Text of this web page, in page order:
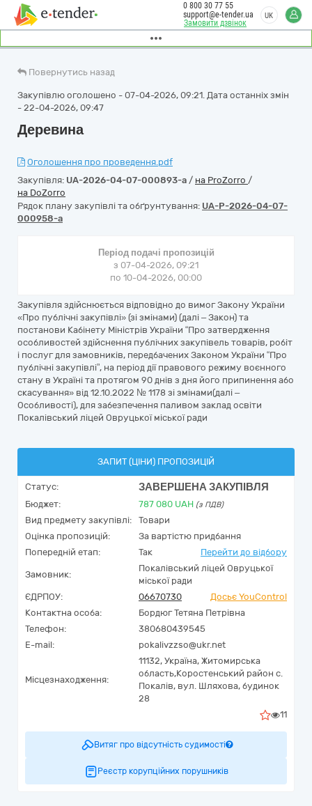
Замовити дзвінок
0 800 30 77 55
support@e-tender.ua
UK
Повернутись назад
Закупівлю оголошено - 07-04-2026, 09:21. Дата останніх змін
- 22-04-2026, 09:47
Деревина
Оголошення про проведення.pdf
Закупівля: UA-2026-04-07-000893-a / на ProZorro /
на DoZorro
Рядок плану закупівлі та обґрунтування: UA-P-2026-04-07-
000958-a
Період подачі пропозицій
з 07-04-2026, 09:21
по 10-04-2026, 00:00
Закупівля здійснюється відповідно до вимог Закону України
«Про публічні закупівлі» (зі змінами) (далі – Закон) та
постанови Кабінету Міністрів України “Про затвердження
особливостей здійснення публічних закупівель товарів, робіт
і послуг для замовників, передбачених Законом України “Про
публічні закупівлі”, на період дії правового режиму воєнного
стану в Україні та протягом 90 днів з дня його припинення або
скасування» від 12.10.2022 № 1178 зі змінами(далі –
Особливості), для забезпечення паливом заклад освіти
Покалівський ліцей Овруцької міської ради
ЗАПИТ (ЦІНИ) ПРОПОЗИЦІЙ
Статус: ЗАВЕРШЕНА ЗАКУПІВЛЯ
Бюджет: 787 080 UAH (з ПДВ)
Вид предмету закупівлі:
Товари
Оцінка пропозицій:
За вартістю придбання
Попередній етап:
Так Перейти до відбору
Замовник:
Покалівський ліцей Овруцької
міської ради
ЄДРПОУ:
06670730
Досьє YouControl
Контактна особа:
Бордюг Тетяна Петрівна
Телефон:
380680439545
E-mail:
pokalivzzso@ukr.net
Місцезнаходження:
11132, Україна, Житомирська
область,Коростенський район с.
Покалів, вул. Шляхова, будинок
28
11
Витяг про відсутність судимості
Реєстр корупційних порушників